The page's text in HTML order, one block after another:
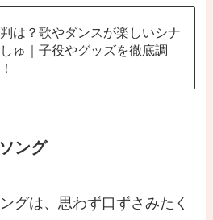
は？歌やダンスが楽しいシナ
しゅ｜子役やグッズを徹底調
ング
グは、思わず口ずさみたく